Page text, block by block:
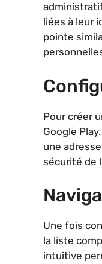
liées à leur
pointe
Pour créer
Google
une
sécurité de
Une fois
la liste
intuitive